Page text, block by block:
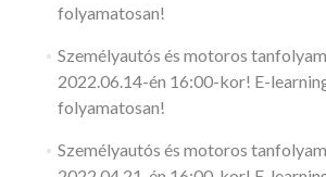
folyamatosan!
Személyautós és motoros
2022.06.14-én 16:00-kor! E-
folyamatosan!
Személyautós és motoros